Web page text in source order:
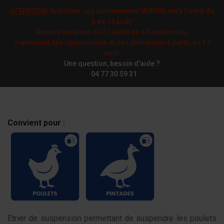
ATTENTION: Anticipez vos commandes! BURDIS sera fermé du
3 au 14 août!
Aucune livraison du 31 juillet au 14 août inclus.
Traitement des commandes et des demandes à partir du 17
août.
Une question, besoin d'aide ?
04 77 30 59 31
Convient pour :
Etrier de suspension permettant de suspendre les poulets